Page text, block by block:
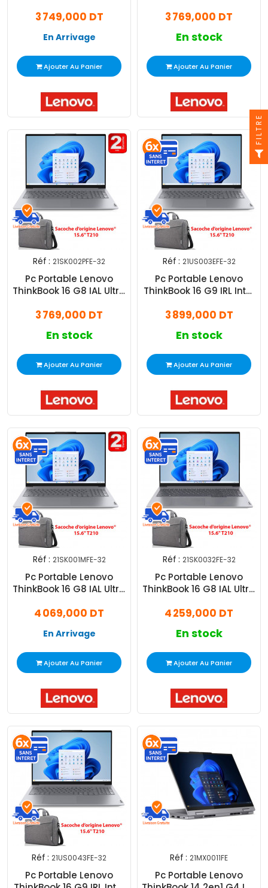
3 749,000 DT
En Arrivage
Ajouter Au Panier
3 769,000 DT
En stock
Ajouter Au Panier
Réf : 21SK002PFE-32
Pc Portable Lenovo
ThinkBook 16 G8 IAL Ultra
3 769,000 DT
En stock
Ajouter Au Panier
Réf : 21US003EFE-32
Pc Portable Lenovo
ThinkBook 16 G9 IRL Intel
3 899,000 DT
En stock
Ajouter Au Panier
Réf : 21SK001MFE-32
Pc Portable Lenovo
ThinkBook 16 G8 IAL Ultra
4 069,000 DT
En Arrivage
Ajouter Au Panier
Réf : 21SK0032FE-32
Pc Portable Lenovo
ThinkBook 16 G8 IAL Ultra
4 259,000 DT
En stock
Ajouter Au Panier
Réf : 21US0043FE-32
Pc Portable Lenovo
Réf : 21MX0011FE
Pc Portable Lenovo
FILTRE